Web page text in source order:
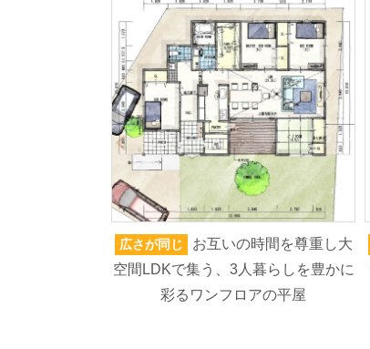
広さが同じ
お互いの時間を尊重し大
空間LDKで集う、3人暮らしを豊かに
彩るワンフロアの平屋